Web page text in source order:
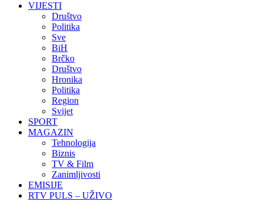
VIJESTI
Društvo
Politika
Sve
BiH
Brčko
Društvo
Hronika
Politika
Region
Svijet
SPORT
MAGAZIN
Tehnologija
Biznis
TV & Film
Zanimljivosti
EMISIJE
RTV PULS – UŽIVO